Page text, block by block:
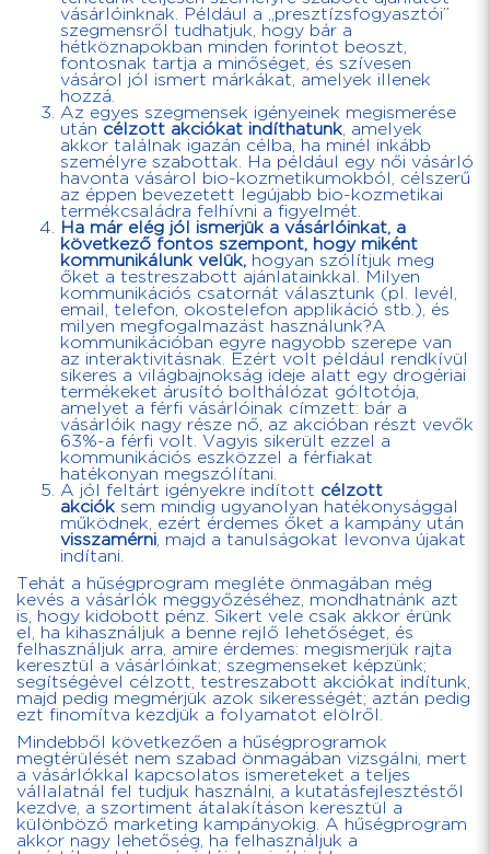
vásárlóinknak. Például a „presztízsfogyasztói”
szegmensről tudhatjuk, hogy bár a
hétköznapokban minden forintot beoszt,
fontosnak tartja a minőséget, és szívesen
vásárol jól ismert márkákat, amelyek illenek
hozzá.
Az egyes szegmensek igényeinek megismerése
után célzott akciókat indíthatunk , amelyek
akkor találnak igazán célba, ha minél inkább
személyre szabottak. Ha például egy női vásárló
havonta vásárol bio-kozmetikumokból, célszerű
az éppen bevezetett legújabb bio-kozmetikai
termékcsaládra felhívni a figyelmét.
Ha már elég jól ismerjük a vásárlóinkat, a
következő fontos szempont, hogy miként
kommunikálunk velük, hogyan szólítjuk meg
őket a testreszabott ajánlatainkkal. Milyen
kommunikációs csatornát választunk (pl. levél,
email, telefon, okostelefon applikáció stb.), és
milyen megfogalmazást használunk?A
kommunikációban egyre nagyobb szerepe van
az interaktivitásnak. Ezért volt például rendkívül
sikeres a világbajnokság ideje alatt egy drogériai
termékeket árusító bolthálózat góltotója,
amelyet a férfi vásárlóinak címzett: bár a
vásárlóik nagy része nő, az akcióban részt vevők
63%-a férfi volt. Vagyis sikerült ezzel a
kommunikációs eszközzel a férfiakat
hatékonyan megszólítani.
A jól feltárt igényekre indított célzott
akciók sem mindig ugyanolyan hatékonysággal
működnek, ezért érdemes őket a kampány után
visszamérni , majd a tanulságokat levonva újakat
indítani.
Tehát a hűségprogram megléte önmagában még
kevés a vásárlók meggyőzéséhez, mondhatnánk azt
is, hogy kidobott pénz. Sikert vele csak akkor érünk
el, ha kihasználjuk a benne rejlő lehetőséget, és
felhasználjuk arra, amire érdemes: megismerjük rajta
keresztül a vásárlóinkat; szegmenseket képzünk;
segítségével célzott, testreszabott akciókat indítunk,
majd pedig megmérjük azok sikerességét; aztán pedig
ezt finomítva kezdjük a folyamatot elölről.
Mindebből következően a hűségprogramok
megtérülését nem szabad önmagában vizsgálni, mert
a vásárlókkal kapcsolatos ismereteket a teljes
vállalatnál fel tudjuk használni, a kutatásfejlesztéstől
kezdve, a szortiment átalakításon keresztül a
különböző marketing kampányokig. A hűségprogram
akkor nagy lehetőség, ha felhasználjuk a